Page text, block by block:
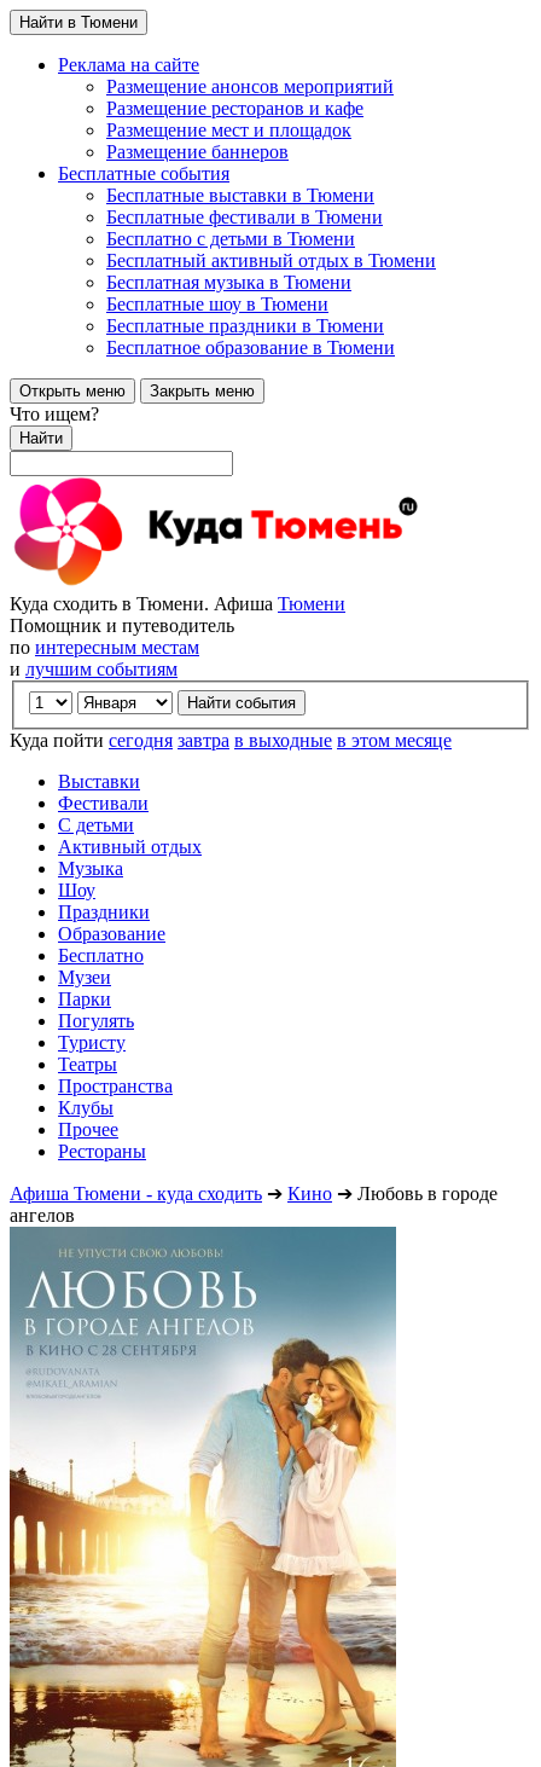
Найти в Тюмени
Реклама на сайте
Размещение анонсов мероприятий
Размещение ресторанов и кафе
Размещение мест и площадок
Размещение баннеров
Бесплатные события
Бесплатные выставки в Тюмени
Бесплатные фестивали в Тюмени
Бесплатно с детьми в Тюмени
Бесплатный активный отдых в Тюмени
Бесплатная музыка в Тюмени
Бесплатные шоу в Тюмени
Бесплатные праздники в Тюмени
Бесплатное образование в Тюмени
Открыть меню Закрыть меню
Что ищем?
Найти
Куда сходить в Тюмени. Афиша Тюмени
Помощник и путеводитель
по интересным местам
и лучшим событиям
Куда пойти сегодня завтра в выходные в этом месяце
Выставки
Фестивали
С детьми
Активный отдых
Музыка
Шоу
Праздники
Образование
Бесплатно
Музеи
Парки
Погулять
Туристу
Театры
Пространства
Клубы
Прочее
Рестораны
Афиша Тюмени - куда сходить ➔ Кино ➔ Любовь в городе
ангелов